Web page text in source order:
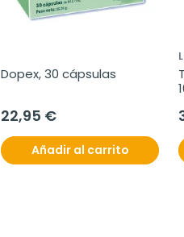
Dopex, 30 cápsulas
22,95 €
Añadir al carrito